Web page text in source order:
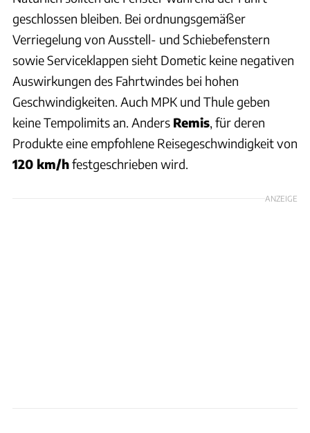
geschlossen bleiben. Bei ordnungsgemäßer
Verriegelung von Ausstell- und Schiebefenstern
sowie Serviceklappen sieht Dometic keine negativen
Auswirkungen des Fahrtwindes bei hohen
Geschwindigkeiten. Auch MPK und Thule geben
keine Tempolimits an. Anders Remis, für deren
Produkte eine empfohlene Reisegeschwindigkeit von
120 km/hfestgeschrieben wird.
ANZEIGE